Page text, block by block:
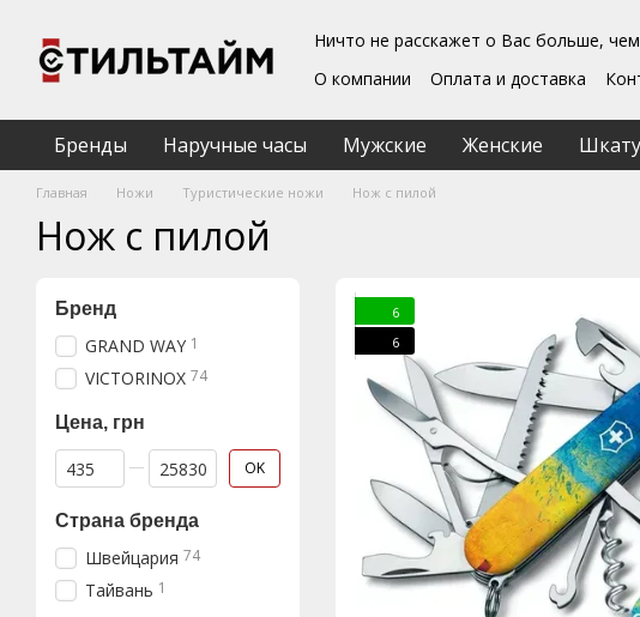
Ничто не расскажет о Вас больше,
О компании
Оплата и доставка
Пользовательское соглашение
Бренды Наручные часы Мужские Женские
Главная Ножи Туристические ножи Нож с пилой
Нож с пилой
6
6
Бренд
GRAND WAY 1
VICTORINOX 74
Цена, грн
От Цена, грн
До Цена, грн OK
Страна бренда
Швейцария 74
Тайвань 1